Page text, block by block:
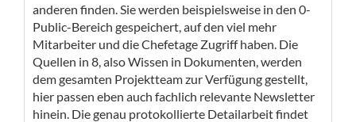
anderen finden. Sie werden beispielsweise in den 0-
Public-Bereich gespeichert, auf den viel mehr
Mitarbeiter und die Chefetage Zugriff haben. Die
Quellen in 8, also Wissen in Dokumenten, werden
dem gesamten Projektteam zur Verfügung gestellt,
hier passen eben auch fachlich relevante Newsletter
hinein. Die genau protokollierte Detailarbeit findet